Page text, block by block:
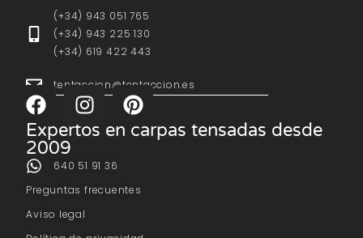
(+34) 943 051 765
(+34) 943 225 130
(+34) 619 422 443
tentaccion@tentaccion.es
Expertos en carpas tensadas desde
2009
640 51 91 36
Preguntas frecuentes
Aviso legal